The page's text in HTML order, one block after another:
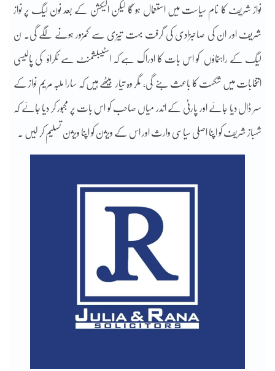
نواز شریف کا نام سیاست میں استعمال ہو گا لیکن الیکشن کے بعد نون لیگ پر نواز
شریف اور ان کی صاحبزادی کی گرفت بہت تیزی سے کمزور ہونے لگے گی۔ ن
لیگ کے راہنماؤں کو اس بات کا ادراک ہے کہ اسٹیبلشمنٹ سے ٹکراؤ کی پالیسی
انتخابات میں شکست کا باعث بنے گی، مگر وہ تیار بیٹھے ہیں کہ سارا ملبہ مریم نواز کے
سر ڈال دیا جائے اور پارٹی کے اندر میاں صاحب کو اس بات پر مجبور کر دیا جائے کہ
شہباز شریف کو اپنا اصلی سیاسی وارث اور اس کے ویژن کو اپنا ویژن تسلیم کر لیں ۔